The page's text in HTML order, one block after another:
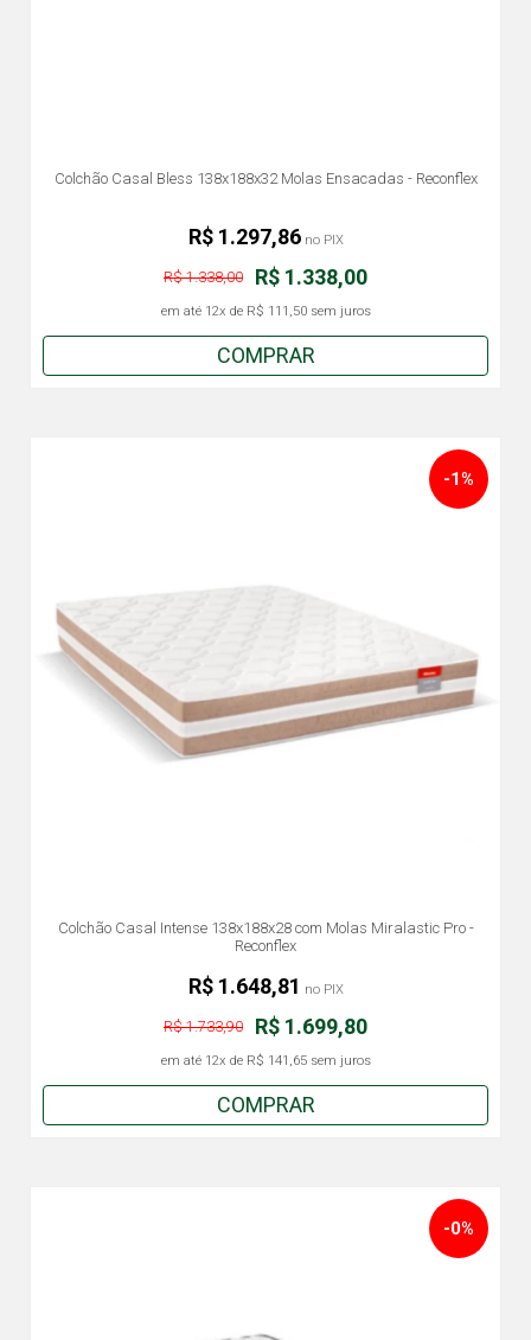
Colchão Casal Bless 138x188x32 Molas Ensacadas - Reconflex
R$ 1.338,00
R$ 1.338,00
em até 12x de R$ 111,50sem juros
R$ 1.297,86no PIX
COMPRAR
Colchão Casal Intense 138x188x28 com Molas Miralastic Pro -
Reconflex
-1%
R$ 1.699,80
R$ 1.733,90
em até 12x de R$ 141,65sem juros
R$ 1.648,81 no PIX
COMPRAR
-0%